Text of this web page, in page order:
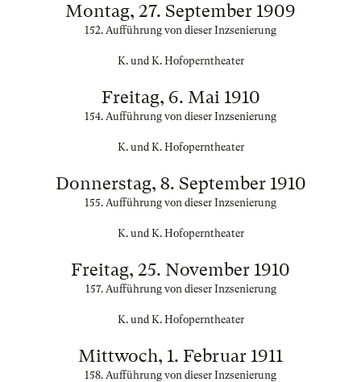
Montag, 27. September 1909
152. Aufführung von dieser Inzsenierung
K. und K. Hofoperntheater
Freitag, 6. Mai 1910
154. Aufführung von dieser Inzsenierung
K. und K. Hofoperntheater
Donnerstag, 8. September 1910
155. Aufführung von dieser Inzsenierung
K. und K. Hofoperntheater
Freitag, 25. November 1910
157. Aufführung von dieser Inzsenierung
K. und K. Hofoperntheater
Mittwoch, 1. Februar 1911
158. Aufführung von dieser Inzsenierung